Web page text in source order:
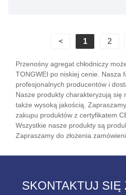
cienkim arkuszu i grubej
termoformingowe, temperatura
sposób znacznie poprawiła
jakość produktu. Nasze
przemysłowe są z certyfikatem
gwarancją, wszelkie problemu
wadami samej chłodnicy,
problemu w ramach
standardowe przenośne
szybkiej wysyłki, a my
działają silne. Czekamy na
< 1 2
Przenośny agregat chłodniczy
TONGWEI po niskiej cenie. Nasza
profesjonalnych producentów i
Nasze produkty charakteryzują się
także wysoką jakością.
zakupu produktów z certyfikatem
Wszystkie nasze produkty są
Zapraszamy do złożenia
SKONTAKTUJ SIĘ